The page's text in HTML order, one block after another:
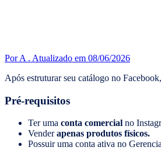
Por A . Atualizado em 08/06/2026
Após estruturar seu catálogo no
Pré-requisitos
Ter uma conta comercial no
Venderapenas produtos físicos.
Possuir uma conta ativa no